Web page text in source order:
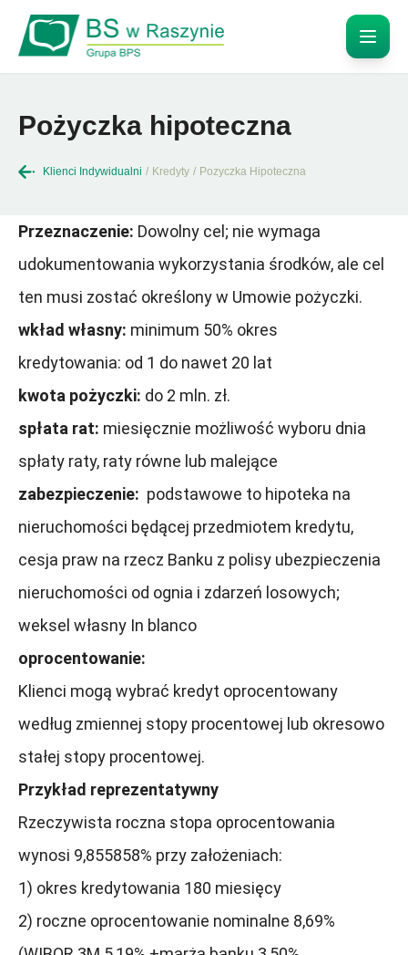
Pożyczka hipoteczna
Klienci Indywidualni / Kredyty / Pozyczka Hipoteczna
Przeznaczenie: Dowolny cel; nie wymaga
udokumentowania wykorzystania środków, ale cel
ten musi zostać określony w Umowie pożyczki.
wkład własny: minimum 50% okres
kredytowania: od 1 do nawet 20 lat
kwota pożyczki: do 2 mln. zł.
spłata rat: miesięcznie możliwość wyboru dnia
spłaty raty, raty równe lub malejące ​
zabezpieczenie: podstawowe to hipoteka na
nieruchomości będącej przedmiotem kredytu,
cesja praw na rzecz Banku z polisy ubezpieczenia
nieruchomości od ognia i zdarzeń losowych;
weksel własny In blanco
oprocentowanie:
Klienci mogą wybrać kredyt oprocentowany
według zmiennej stopy procentowej lub okresowo
stałej stopy procentowej.
Przykład reprezentatywny
Rzeczywista roczna stopa oprocentowania
wynosi 9,855858% przy założeniach:
1) okres kredytowania 180 miesięcy
2) roczne oprocentowanie nominalne 8,69%